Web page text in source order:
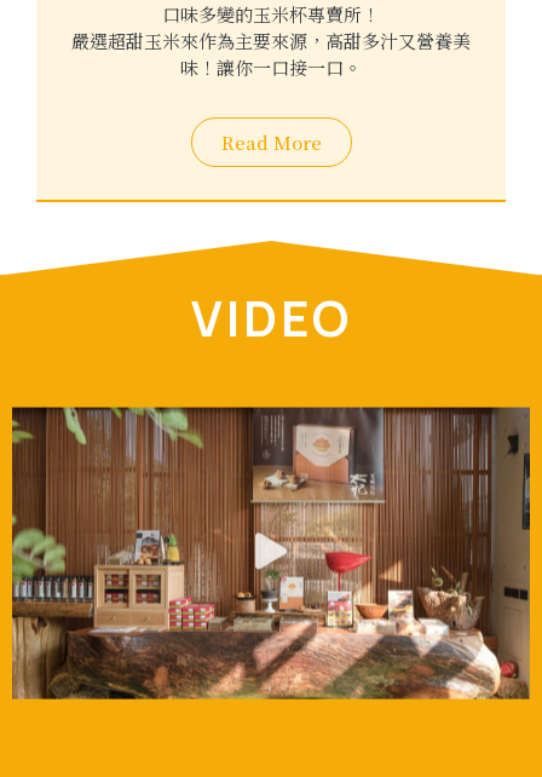
口味多變的玉米杯專賣所！
嚴選超甜玉米來作為主要來源，高甜多汁又營養美
味！讓你一口接一口。
Read More
VIDEO